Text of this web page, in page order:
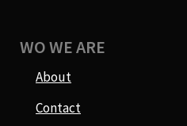
WO WE ARE
About
Contact